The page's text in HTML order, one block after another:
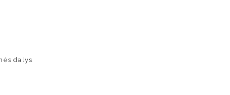
dalys.